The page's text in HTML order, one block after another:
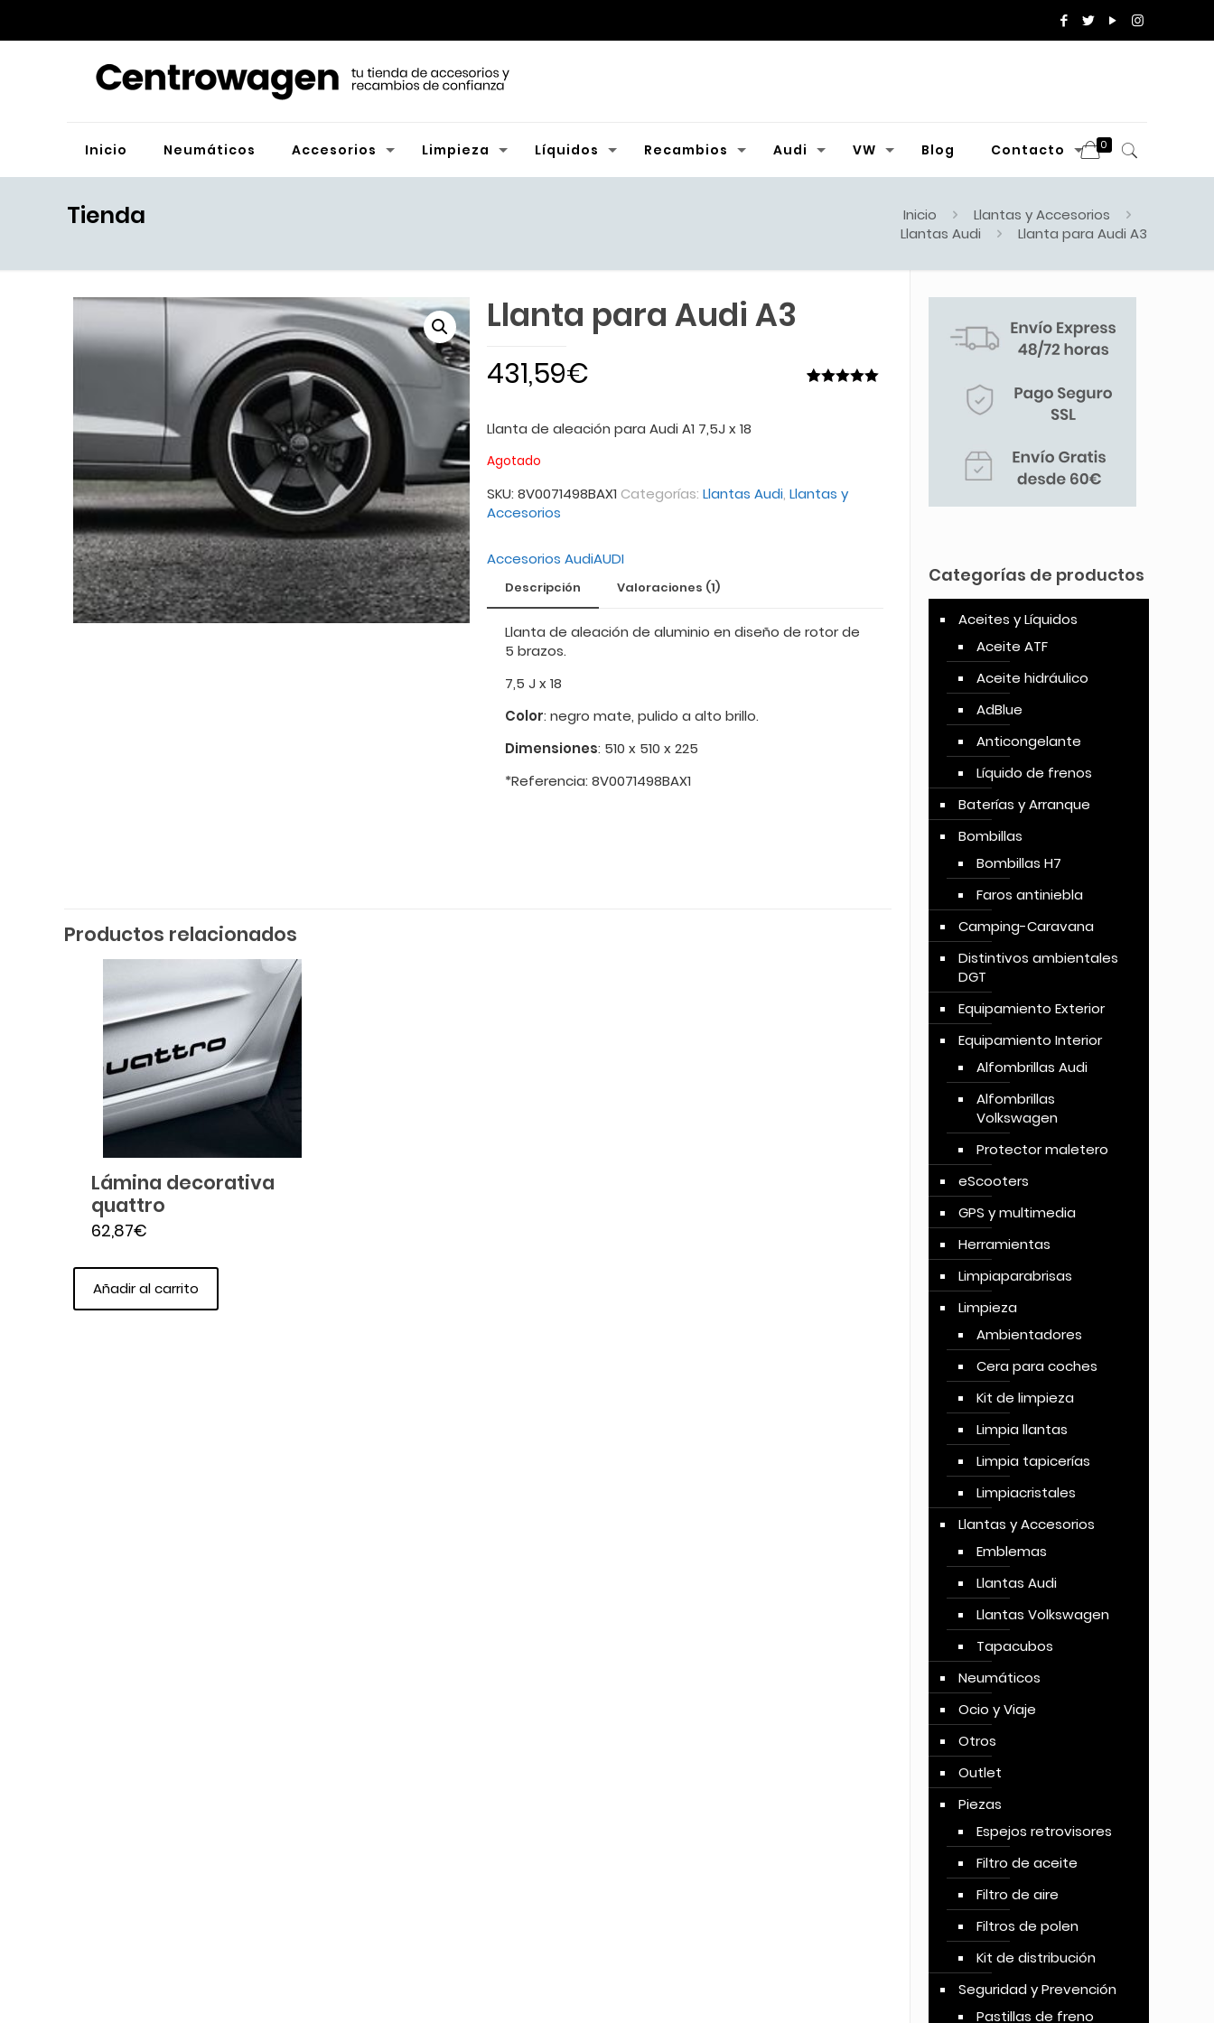
Inicio Neumáticos Accesorios Limpieza Líquidos Recambios Audi VW Blog Contacto 0
Tienda Inicio
Llantas y Accesorios
Llantas Audi
Llanta para Audi A3
Llanta para Audi A3
431,59€
Llanta de aleación para Audi A1 7,5J x 18
Agotado
SKU: 8V0071498BAX1 Categorías: Llantas Audi, Llantas y
Accesorios
Accesorios AudiAUDI
Descripción Valoraciones (1)
Llanta de aleación de aluminio en diseño de rotor de
5 brazos.
7,5 J x 18
Color: negro mate, pulido a alto brillo.
Dimensiones: 510 x 510 x 225
*Referencia: 8V0071498BAX1
Productos relacionados
Lámina decorativa
quattro
62,87€
Añadir al carrito
Categorías de productos
Aceites y Líquidos
Aceite ATF
Aceite hidráulico
AdBlue
Anticongelante
Líquido de frenos
Baterías y Arranque
Bombillas
Bombillas H7
Faros antiniebla
Camping-Caravana
Distintivos ambientales
DGT
Equipamiento Exterior
Equipamiento Interior
Alfombrillas Audi
Alfombrillas
Volkswagen
Protector maletero
eScooters
GPS y multimedia
Herramientas
Limpiaparabrisas
Limpieza
Ambientadores
Cera para coches
Kit de limpieza
Limpia llantas
Limpia tapicerías
Limpiacristales
Llantas y Accesorios
Emblemas
Llantas Audi
Llantas Volkswagen
Tapacubos
Neumáticos
Ocio y Viaje
Otros
Outlet
Piezas
Espejos retrovisores
Filtro de aceite
Filtro de aire
Filtros de polen
Kit de distribución
Seguridad y Prevención
Pastillas de freno